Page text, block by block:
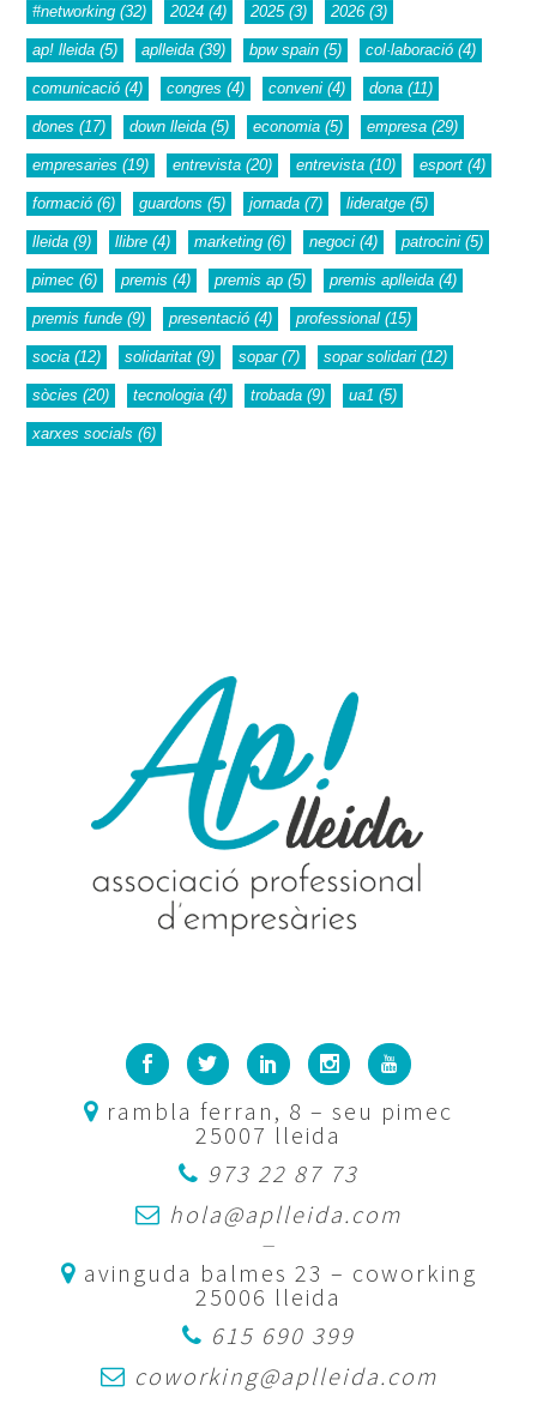
#networking (32) 2024 (4) 2025(3) 2026 (3)
ap! lleida (5) aplleida (39) bpw spain (5) col·laboració (4)
comunicació (4) congres (4) conveni (4) dona (11)
dones (17) down lleida (5) economia (5) empresa (29)
empresaries (19) entrevista (20) entrevista (10) esport (4)
formació (6) guardons (5) jornada (7) lideratge (5)
lleida (9) llibre (4) marketing (6) negoci (4) patrocini (5)
pimec (6) premis (4) premis ap (5) premis aplleida (4)
premis funde (9) presentació (4) professional (15)
socia (12) solidaritat (9) sopar(7) sopar solidari (12)
sòcies (20) tecnologia (4) trobada (9) ua1 (5)
xarxes socials (6)
rambla ferran, 8 – seu pimec
25007 lleida
973 22 87 73
hola@aplleida.com
—
avinguda balmes 23 – coworking
25006 lleida
615 690 399
coworking@aplleida.com